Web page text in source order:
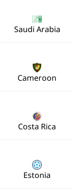
Saudi Arabia
Cameroon
Costa Rica
Estonia